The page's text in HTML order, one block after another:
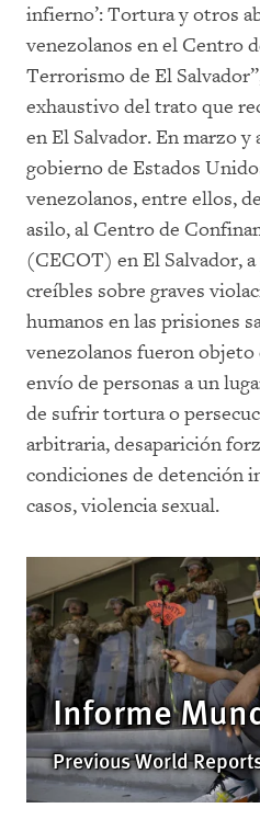
infierno’: Tortura y otros
venezolanos en el Centro
Terrorismo de El
exhaustivo del trato que
en El Salvador. En marzo y
gobierno de Estados
venezolanos, entre ellos,
asilo, al Centro de
(CECOT) en El Salvador,
creíbles sobre graves
humanos en las prisiones
venezolanos fueron
envío de personas a un
de sufrir tortura o
arbitraria, desaparición
condiciones de detención
casos, violencia sexual.
Informe
Previous World